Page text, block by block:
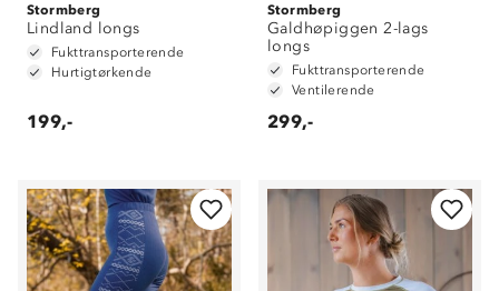
Stormberg
Lindland longs
Fukttransporterende
Hurtigtørkende
199,-
Stormberg
Galdhøpiggen 2-lags
longs
Fukttransporterende
Ventilerende
299,-